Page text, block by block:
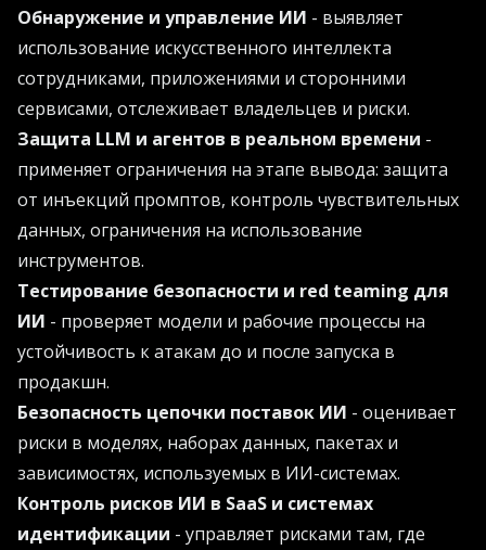
Обнаружение и управление ИИ - выявляет
использование искусственного интеллекта
сотрудниками, приложениями и сторонними
сервисами, отслеживает владельцев и риски.
Защита LLM и агентов в реальном времени -
применяет ограничения на этапе вывода: защита
от инъекций промптов, контроль чувствительных
данных, ограничения на использование
инструментов.
Тестирование безопасности и red teaming для
ИИ - проверяет модели и рабочие процессы на
устойчивость к атакам до и после запуска в
продакшн.
Безопасность цепочки поставок ИИ - оценивает
риски в моделях, наборах данных, пакетах и
зависимостях, используемых в ИИ-системах.
Контроль рисков ИИ в SaaS и системах
идентификации - управляет рисками там, где